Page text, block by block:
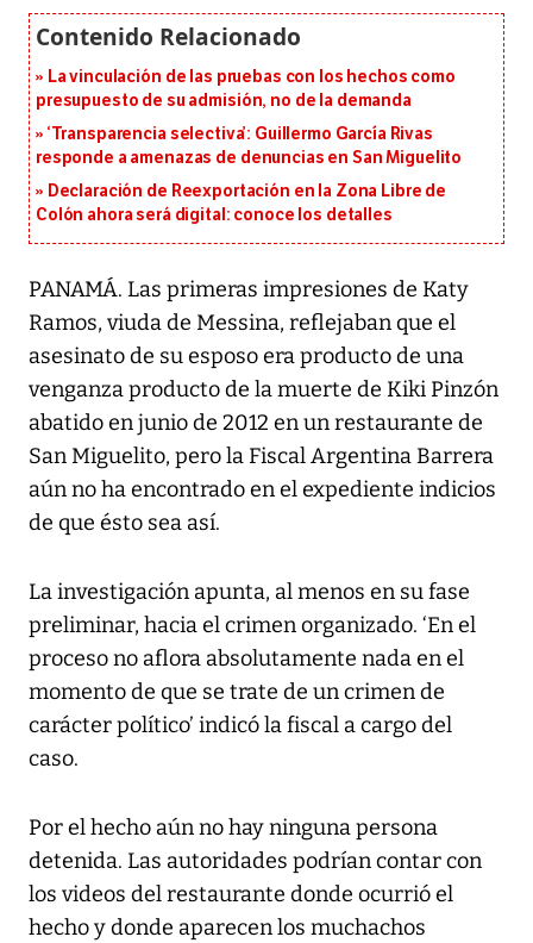
La vinculación de las pruebas con los hechos como
presupuesto de su admisión, no de la demanda
‘Transparencia selectiva’: Guillermo García Rivas
responde a amenazas de denuncias en San Miguelito
Declaración de Reexportación en la Zona Libre de
Colón ahora será digital: conoce los detalles
PANAMÁ. Las primeras impresiones de Katy
Ramos, viuda de Messina, reflejaban que el
asesinato de su esposo era producto de una
venganza producto de la muerte de Kiki Pinzón
abatido en junio de 2012 en un restaurante de
San Miguelito, pero la Fiscal Argentina Barrera
aún no ha encontrado en el expediente indicios
de que ésto sea así.
La investigación apunta, al menos en su fase
preliminar, hacia el crimen organizado. ‘En el
proceso no aflora absolutamente nada en el
momento de que se trate de un crimen de
carácter político’ indicó la fiscal a cargo del
caso.
Por el hecho aún no hay ninguna persona
detenida. Las autoridades podrían contar con
los videos del restaurante donde ocurrió el
hecho y donde aparecen los muchachos